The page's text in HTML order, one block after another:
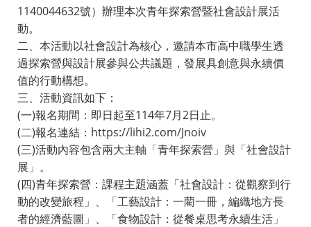
1140044632號）辦理本次青年探索營暨社會設計展活
動。
二、本活動以社會設計為核心，邀請本市高中職學生透
過探索營與設計展參與公共議題，發展具創意與永續價
值的行動構想。
三、活動資訊如下：
(一)報名期間：即日起至114年7月2日止。
(二)報名連結：https://lihi2.com/Jnoiv
(三)活動內容包含兩大主軸「青年探索營」與「社會設計
展」。
(四)青年探索營：課程主題涵蓋「社會設計：從觀察到行
動的改變旅程」、「工藝設計：一藺一冊，編織地方長
者的經濟藍圖」、「食物設計：從餐桌思考永續生活」